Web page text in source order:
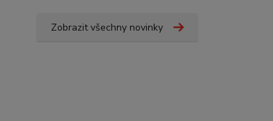
Zobrazit všechny novinky